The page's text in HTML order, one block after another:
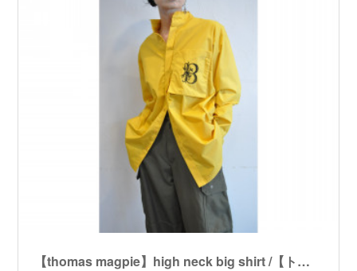
【thomas magpie】high neck big shirt /【トーマスマグパイ】ハイネックビッグシャツ